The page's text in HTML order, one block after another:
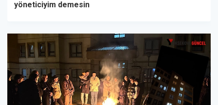
yöneticiyim demesin